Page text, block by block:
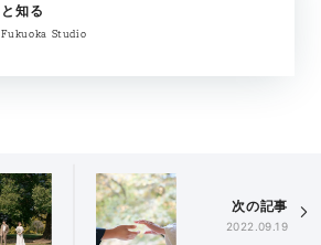
と知る
Fukuoka Studio
次の記事
2022.09.19